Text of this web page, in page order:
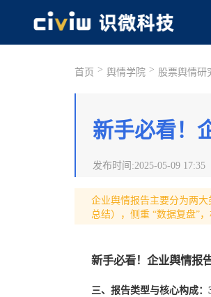
首页 > 舆情学院 > 股票舆情研
新手必看！
发布时间 :2025-05-09 17:35
企业舆情报告主要分为两
总结），侧重 “数据复盘”
新手必看！企业舆情报
三、报告类型与核心构成